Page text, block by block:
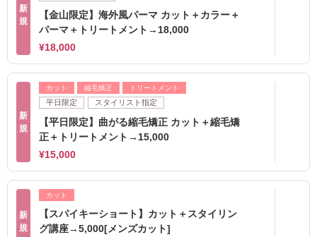
新
規
【金山限定】海外風パーマ カット＋カラー＋
パーマ＋トリートメント→18,000
¥18,000
新
規
カット 縮毛矯正 トリートメント
平日限定 スタイリスト指定
【平日限定】曲がる縮毛矯正 カット＋縮毛矯
正＋トリートメント→15,000
¥15,000
新
規
カット
【スパイキーショート】カット＋スタイリン
グ講座→5,000[メンズカット]